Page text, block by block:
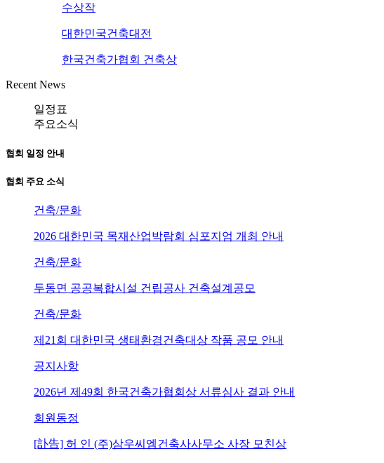
수상작
대한민국건축대전
한국건축가협회 건축상
Recent News
일정표
주요소식
협회 일정 안내
협회 주요 소식
건축/문화
2026 대한민국 목재산업박람회 심포지엄 개최 안내
건축/문화
두동면 공공복합시설 건립공사 건축설계공모
건축/문화
제21회 대한민국 생태환경건축대상 작품 공모 안내
공지사항
2026년 제49회 한국건축가협회상 서류심사 결과 안내
회원동정
[訃告] 허 인 (주)삼우씨엠건축사사무소 사장 모친상